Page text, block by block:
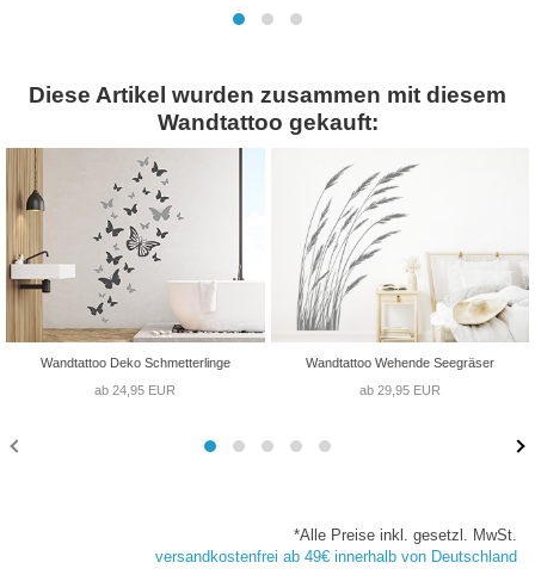
Diese Artikel wurden zusammen mit diesem
Wandtattoo gekauft:
Wandtattoo Deko Schmetterlinge
ab 24,95 EUR
Wandtattoo Wehende Seegräser
ab 29,95 EUR
*Alle Preise inkl. gesetzl. MwSt.
versandkostenfrei ab 49€ innerhalb von Deutschland